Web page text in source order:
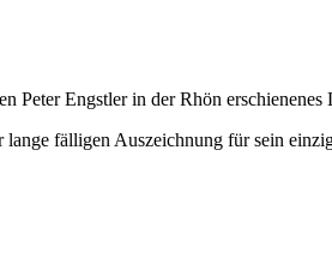
Engstler in der Rhön
fälligen Auszeichnung für sein